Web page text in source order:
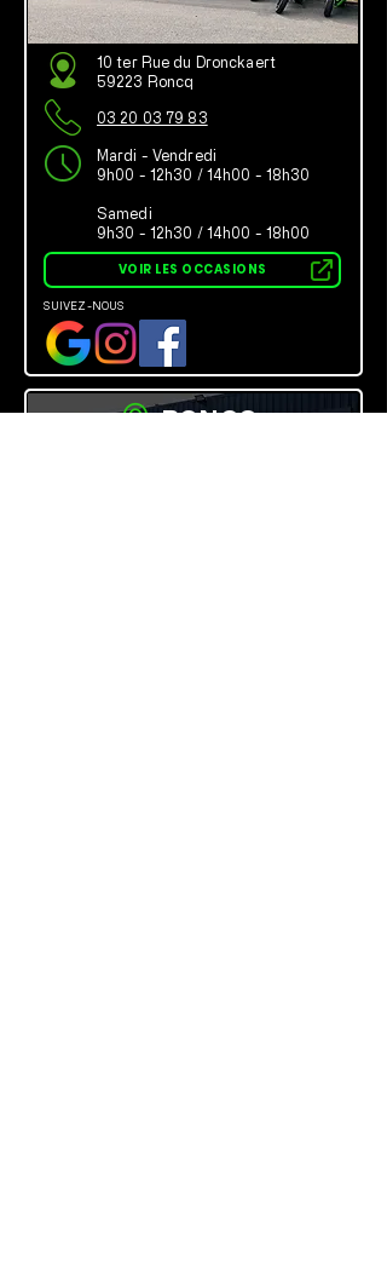
10 ter Rue du Dronckaert
59223 Roncq
03 20 03 79 83
Mardi - Vendredi
9h00 - 12h30 / 14h00 - 18h30
Samedi
9h30 - 12h30 / 14h00 - 18h00
VOIR LES OCCASIONS
SUIVEZ-NOUS
RONCQ